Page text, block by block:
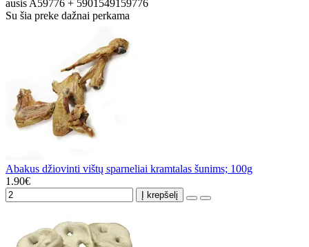
ausis A59776 + 5901549159776
Su šia preke dažnai perkama
Abakus džiovinti vištų sparneliai kramtalas šunims; 100g
1.90€
Į krepšelį